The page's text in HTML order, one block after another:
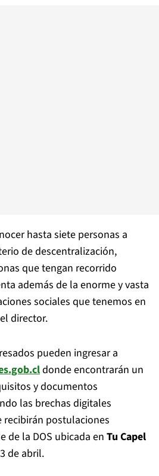
hasta siete personas a
de descentralización,
que tengan recorrido
además de la enorme y vasta
sociales que tenemos en
director.
pueden ingresar a
donde encontrarán un
y documentos
las brechas digitales
recibirán postulaciones
de la DOS ubicada en Tu Capel
de abril.